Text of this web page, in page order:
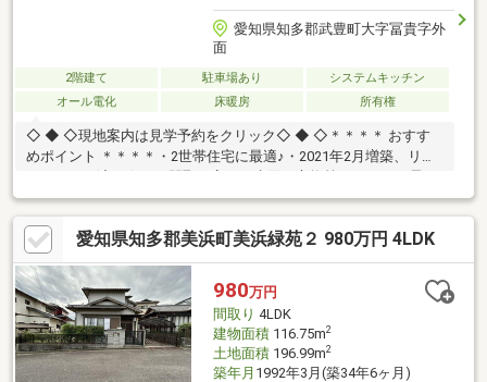
愛知県知多郡武豊町大字冨貴字外
面
2階建て 駐車場あり
システムキッチン
オール電化
床暖房 所有権
◇ ◆ ◇現地案内は見学予約をクリック◇ ◆ ◇＊＊＊＊ おすす
めポイント ＊＊＊＊・2世帯住宅に最適♪・2021年2月増築、リノ
化・太陽光パネル、蓄電池・売電収入有・ガレージ有＊＊＊＊＊
＊＊＊＊＊＊＊＊＊＊＊※増築部分未登記の為、登記簿面積と現
況建物面積相違有※近隣月極駐車場空有（2台使用中継承可能） Ｍ
＆Ｋホームでは、◆お客様第一目線のスタッフが親身になってお
家探しのサポートを致します！！◆住宅ローンアドバイザーによ
る資金相談が可能です♪
愛知県知多郡美浜町美浜緑苑２ 980万円 4LDK
980万円
間取り 4LDK
建物面積116.75m2
土地面積196.99m2
築年月 1992年3月(築34年6ヶ月)